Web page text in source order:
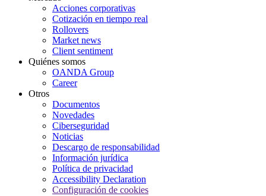
Acciones corporativas
Cotización en tiempo real
Rollovers
Market news
Client sentiment
Quiénes somos
OANDA Group
Career
Otros
Documentos
Novedades
Ciberseguridad
Noticias
Descargo de responsabilidad
Información jurídica
Política de privacidad
Accessibility Declaration
Configuración de cookies